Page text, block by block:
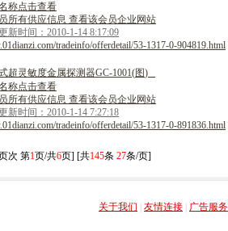
称点击查看
所有供应信息 查看该会员企业网站
新时间：2010-1-14 8:17:09
tradeinfo/offerdetail/53-1317-0-904819.html
超灵敏度金属探测器GC-1001(图)
称点击查看
所有供应信息 查看该会员企业网站
新时间：2010-1-14 7:27:18
tradeinfo/offerdetail/53-1317-0-891836.html
次 第1页/共6页] [共145条 27条/页]
关于我们 友情连接 广告服务